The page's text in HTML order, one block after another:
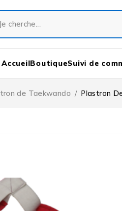
AccueilBoutiqueSuivi de
de Taekwando / Plastron